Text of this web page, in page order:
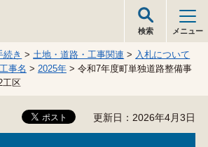
検索 メニュー
続き >土地・道路・工事関連 > 入札について
事名 > 2025年> 令和7年度町単独道路整備事
工区
更新日：2026年4月3日